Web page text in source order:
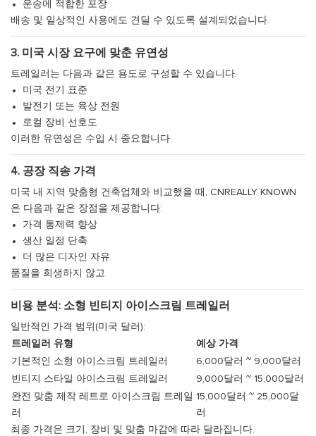
운송에 적합한 포장
배송 및 일상적인 사용에도 견딜 수 있도록 설계되었습니다.
3. 미국 시장 요구에 맞춘 유연성
트레일러는 다음과 같은 용도로 구성할 수 있습니다.
미국 전기 표준
발전기 또는 육상 전원
로컬 장비 선호도
이러한 유연성은 수입 시 중요합니다.
4. 공장 직송 가격
미국 내 지역 맞춤형 건축업체와 비교했을 때, CNREALLY KNOWN
은 다음과 같은 장점을 제공합니다:
가격 통제력 향상
생산 일정 단축
더 많은 디자인 자유
품질을 희생하지 않고.
비용 분석: 소형 빈티지 아이스크림 트레일러
일반적인 가격 범위(미국 달러):
트레일러 유형
예상 가격
기본적인 소형 아이스크림 트레일러
6,000달러 ~ 9,000달러
빈티지 스타일 아이스크림 트레일러
9,000달러 ~ 15,000달러
완전 맞춤 제작 레트로 아이스크림 트레일
러
15,000달러 ~ 25,000달
러
최종 가격은 크기, 장비 및 맞춤 마감에 따라 달라집니다.